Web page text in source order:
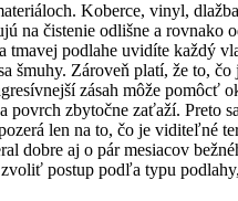
Koberce, vinyl,
na čistenie odlišne a rovnako
tmavej podlahe uvidíte každý
šmuhy. Zároveň platí, že to, čo
zásah môže pomôcť
povrch zbytočne zaťaží. Preto
len na to, čo je viditeľné
dobre aj o pár mesiacov
postup podľa typu